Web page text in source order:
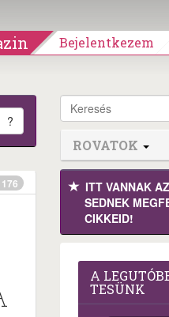
Bejelentkezem
?
176
ROVATOK
ITT VANNAK
SEDNEK
CIKKEID!
A
TE­SÜNK